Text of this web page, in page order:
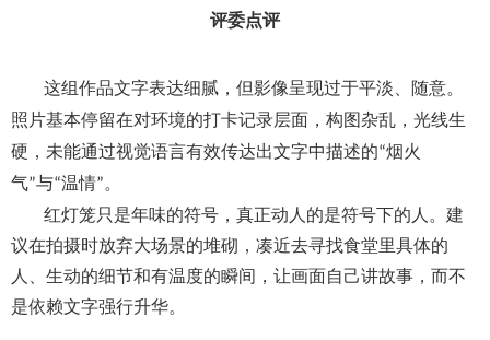
评委点评
这组作品文字表达细腻，但影像呈现过于平淡、随意。
照片基本停留在对环境的打卡记录层面，构图杂乱，光线生
硬，未能通过视觉语言有效传达出文字中描述的“烟火
气”与“温情”。
红灯笼只是年味的符号，真正动人的是符号下的人。建
议在拍摄时放弃大场景的堆砌，凑近去寻找食堂里具体的
人、生动的细节和有温度的瞬间，让画面自己讲故事，而不
是依赖文字强行升华。